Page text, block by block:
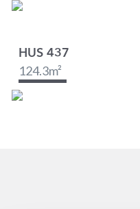
HUS 437
124.3m²